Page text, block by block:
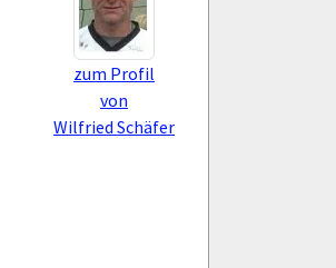
zum Profil
von
Wilfried Schäfer